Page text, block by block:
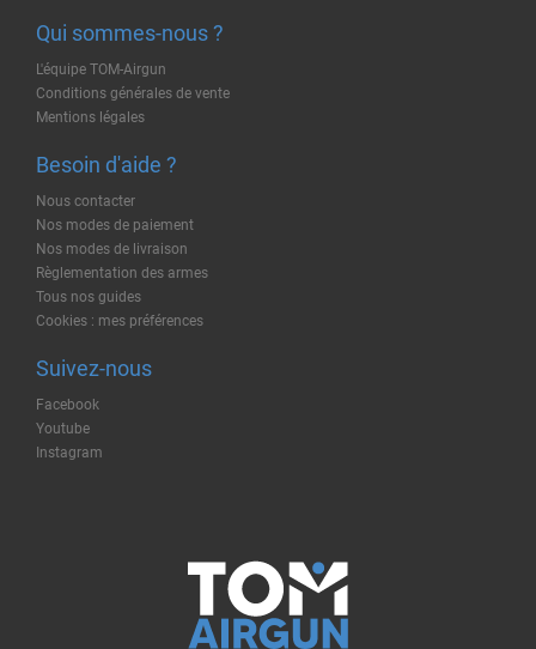
Qui sommes-nous ?
L'équipe TOM-Airgun
Conditions générales de vente
Mentions légales
Besoin d'aide ?
Nous contacter
Nos modes de paiement
Nos modes de livraison
Règlementation des armes
Tous nos guides
Cookies : mes préférences
Suivez-nous
Facebook
Youtube
Instagram